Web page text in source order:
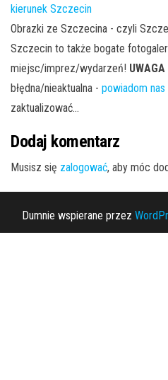
kierunek Szczecin
Obrazki ze Szczecina - czyli
Szczecin to także bogate
miejsc/imprez/wydarzeń! UWAGA
błędna/nieaktualna - powiadom
zaktualizować...
Dodaj komentarz
Musisz się zalogować, aby móc
Dumnie wspierane przez